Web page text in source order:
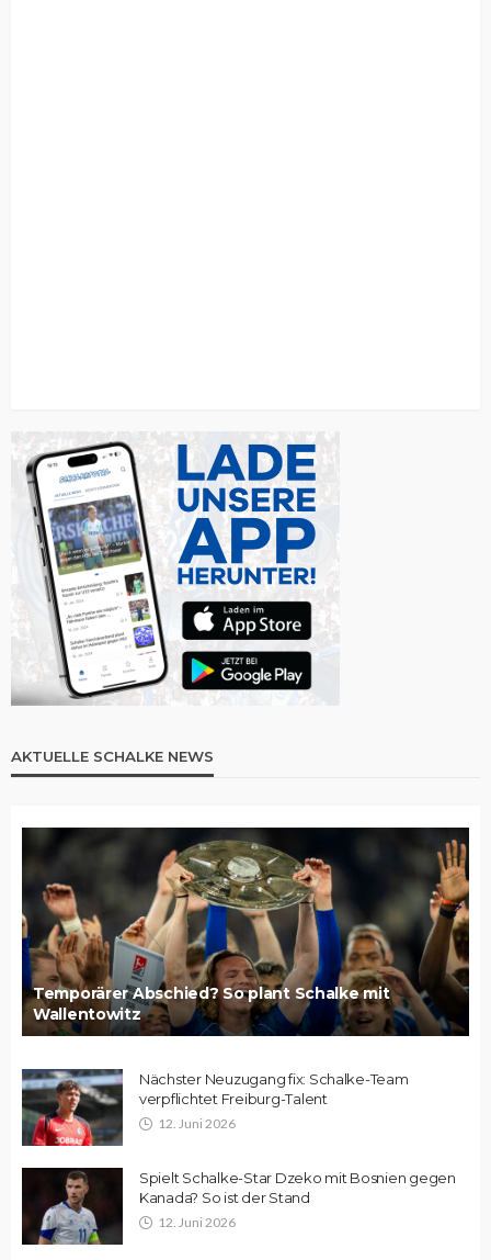
AKTUELLE SCHALKE NEWS
Temporärer Abschied? So plant Schalke mit
Wallentowitz
Nächster Neuzugang fix: Schalke-Team
verpflichtet Freiburg-Talent
12. Juni 2026
Spielt Schalke-Star Dzeko mit Bosnien gegen
Kanada? So ist der Stand
12. Juni 2026